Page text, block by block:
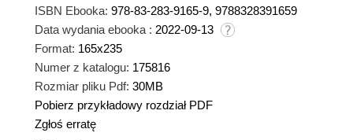
ISBN Ebooka: 978-83-283-9165-9, 9788328391659
Data wydania ebooka : 2022-09-13
Format: 165x235
Numer z katalogu: 175816
Rozmiar pliku Pdf: 30MB
Pobierz przykładowy rozdział PDF
Zgłoś erratę